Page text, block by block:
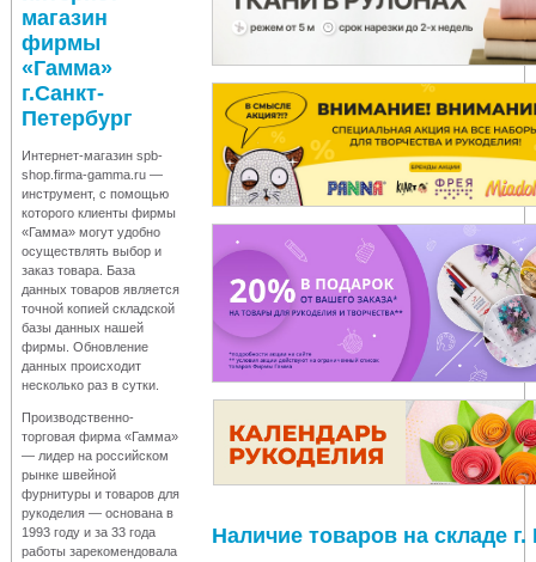
магазин
фирмы
«Гамма»
г.Санкт-
Петербург
Интернет-магазин spb-
shop.firma-gamma.ru —
инструмент, с помощью
которого клиенты фирмы
«Гамма» могут удобно
осуществлять выбор и
заказ товара. База
данных товаров является
точной копией складской
базы данных нашей
фирмы. Обновление
данных происходит
несколько раз в сутки.
Производственно-
торговая фирма «Гамма»
— лидер на российском
рынке швейной
фурнитуры и товаров для
рукоделия — основана в
1993 году и за 33 года
работы зарекомендовала
Наличие товаров на складе